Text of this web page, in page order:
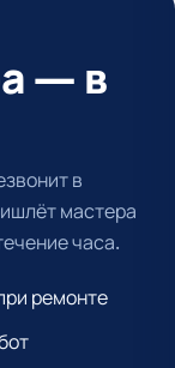
— в
в
мастера
часа.
ремонте